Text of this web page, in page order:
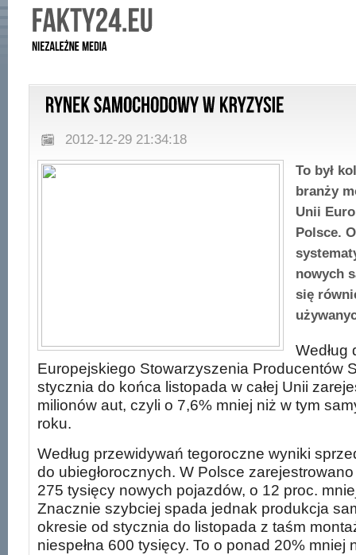
2012-12-29 21:34:18
To był
branży
Unii
Polsce.
nowych
się
Według
Europejskiego Stowarzyszenia Producentów
stycznia do końca listopada w całej Unii
milionów aut, czyli o 7,6% mniej niż w tym
roku.
Według przewidywań tegoroczne wyniki
do ubiegłorocznych. W Polsce
275 tysięcy nowych pojazdów, o 12 proc.
Znacznie szybciej spada jednak produkcja
okresie od stycznia do listopada z taśm
niespełna 600 tysięcy. To o ponad 20% mniej